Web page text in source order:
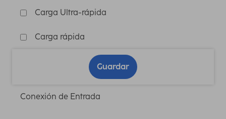
Carga Ultra-rápida
Carga rápida
Guardar
Conexión de Entrada